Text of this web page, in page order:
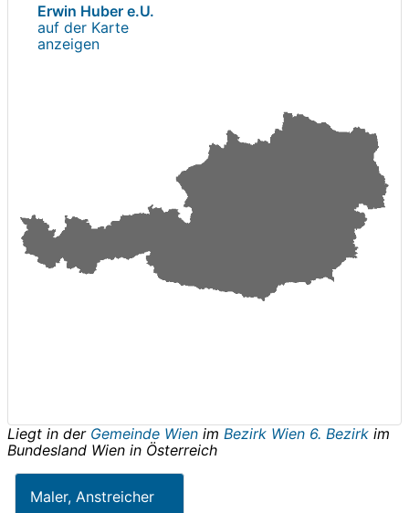
Erwin Huber e.U.
auf der Karte
anzeigen
Liegt in der Gemeinde Wien im Bezirk Wien 6. Bezirk im
Bundesland Wien in Österreich
Maler, Anstreicher